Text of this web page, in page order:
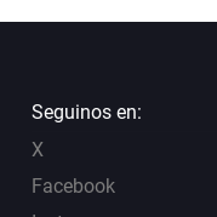
Seguinos en:
X
Facebook